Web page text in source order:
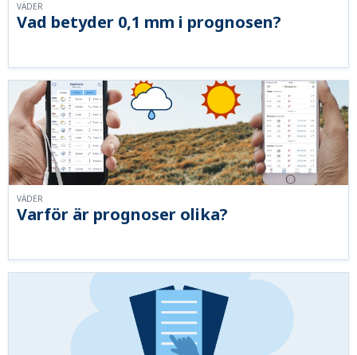
Vad betyder 0,1 mm i prognosen?
VÄDER
Varför är prognoser olika?
VÄDER